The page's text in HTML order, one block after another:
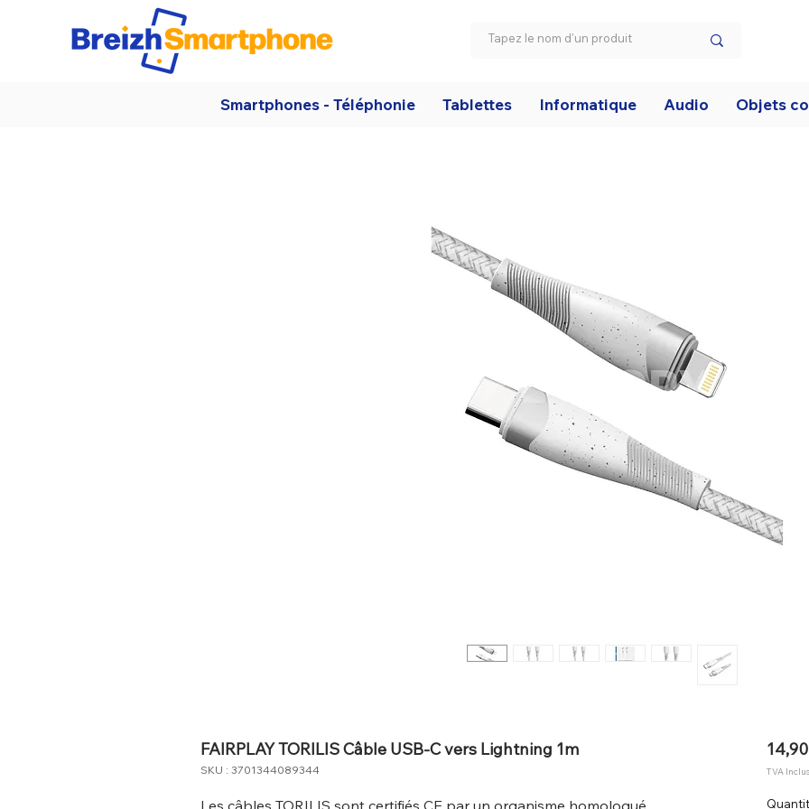
Smartphones - Téléphonie Tablettes Informatique Audio Objets
FAIRPLAY TORILIS Câble USB-C vers Lightning 1m
SKU : 3701344089344 TVA